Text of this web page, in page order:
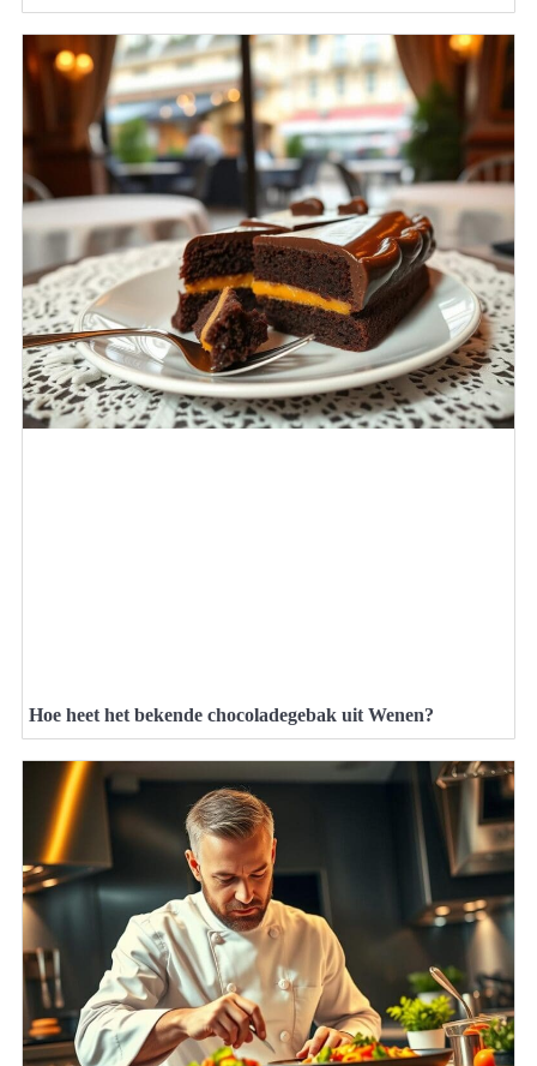
Hoe heet het bekende chocoladegebak uit Wenen?